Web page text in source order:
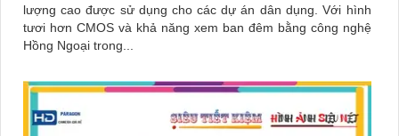
lượng cao được sử dụng cho các dự án dân dụng. Với hình
tươi hơn CMOS và khả năng xem ban đêm bằng công nghệ
Hồng Ngoại trong...